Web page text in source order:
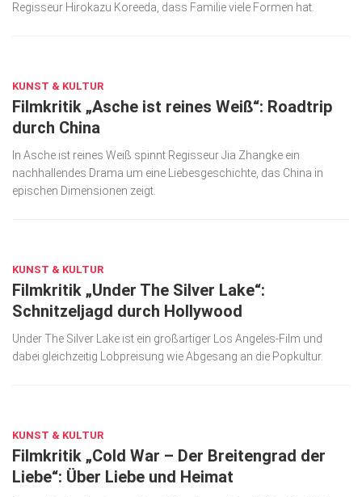
Regisseur Hirokazu Koreeda, dass Familie viele Formen hat.
KUNST & KULTUR
Filmkritik „Asche ist reines Weiß“: Roadtrip
durch China
In Asche ist reines Weiß spinnt Regisseur Jia Zhangke ein
nachhallendes Drama um eine Liebesgeschichte, das China in
epischen Dimensionen zeigt.
KUNST & KULTUR
Filmkritik „Under The Silver Lake“:
Schnitzeljagd durch Hollywood
Under The Silver Lake ist ein großartiger Los Angeles-Film und
dabei gleichzeitig Lobpreisung wie Abgesang an die Popkultur.
KUNST & KULTUR
Filmkritik „Cold War – Der Breitengrad der
Liebe“: Über Liebe und Heimat